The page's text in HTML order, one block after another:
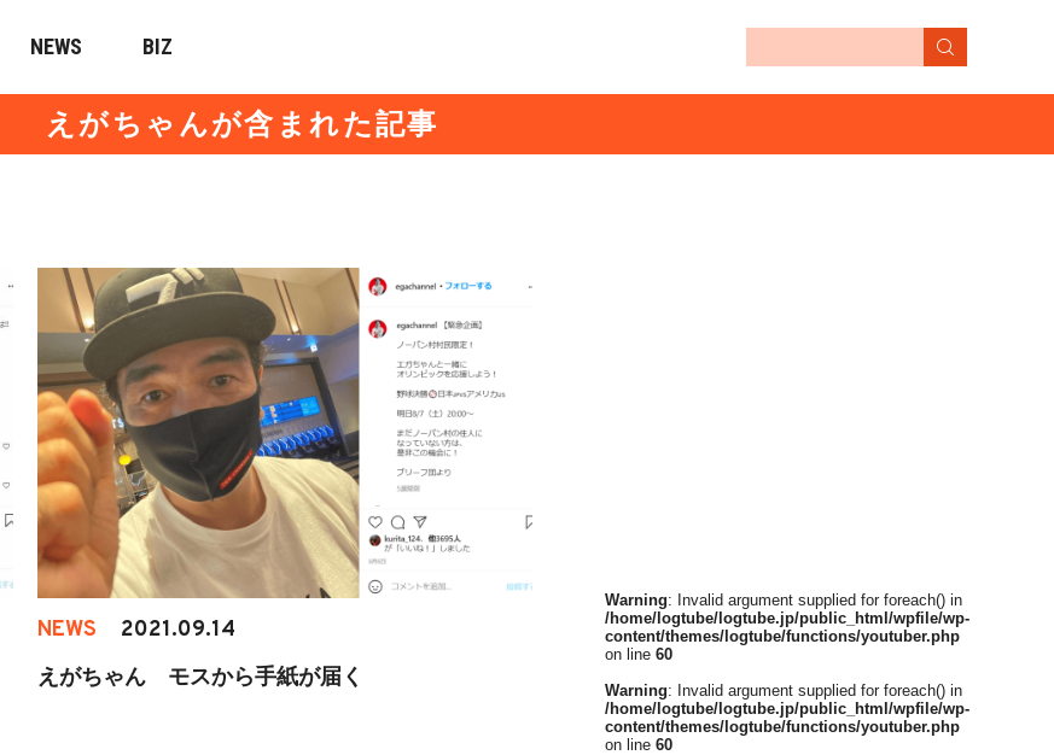
NEWS BIZ
えがちゃんが含まれた記事
NEWS 2021.09.14
えがちゃん モスから手紙が届く
Warning: Invalid argument supplied for foreach() in
/home/logtube/logtube.jp/public_html/wpfile/wp-
content/themes/logtube/functions/youtuber.php
on line 60
Warning: Invalid argument supplied for foreach() in
/home/logtube/logtube.jp/public_html/wpfile/wp-
content/themes/logtube/functions/youtuber.php
on line 60